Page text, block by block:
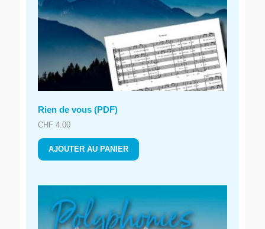
Rien de vous (PDF)
CHF 4.00
AJOUTER AU PANIER